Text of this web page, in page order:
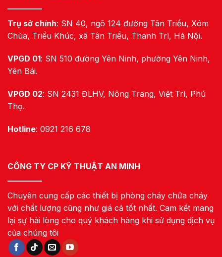
Trụ sở chính: SN 40, ngõ 124 đường Tân Triều, Xóm
Chùa, Triều Khúc, xã Tân Triều, Thanh Trì, Hà Nội.
VPGD 01: SN 510 đường Yên Ninh, phường Yên Ninh,
Yên Bái.
VPGD 02: SN 2431 ĐLHV, Nông Trang, Việt Trì, Phú
Thọ.
Hotline: 0921 216 678
CÔNG TY CP KỸ THUẬT AN MINH
Chuyên cung cấp các thiết bị phòng cháy chữa cháy
với chất lượng cũng như giá cả tốt nhất. Cam kết mang
lại sự hài lòng cho quý khách hàng khi sử dụng dịch vụ
của chúng tôi